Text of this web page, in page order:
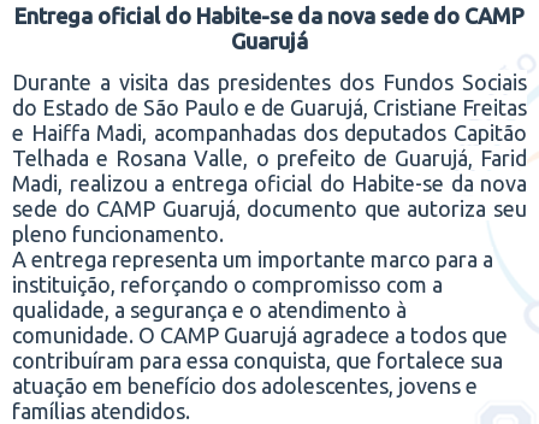
Entrega oficial do Habite-se da nova sede do CAMP
Guarujá
Durante a visita das presidentes dos Fundos Sociais
do Estado de São Paulo e de Guarujá, Cristiane Freitas
e Haiffa Madi, acompanhadas dos deputados Capitão
Telhada e Rosana Valle, o prefeito de Guarujá, Farid
Madi, realizou a entrega oficial do Habite-se da nova
sede do CAMP Guarujá, documento que autoriza seu
pleno funcionamento.
A entrega representa um importante marco para a
instituição, reforçando o compromisso com a
qualidade, a segurança e o atendimento à
comunidade. O CAMP Guarujá agradece a todos que
contribuíram para essa conquista, que fortalece sua
atuação em benefício dos adolescentes, jovens e
famílias atendidos.